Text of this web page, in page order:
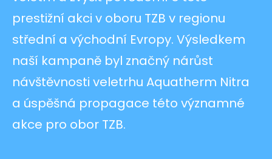
prestižní akci v oboru TZB v regionu
střední a východní Evropy. Výsledkem
naší kampaně byl značný nárůst
návštěvnosti veletrhu Aquatherm Nitra
a úspěšná propagace této významné
akce pro obor TZB.